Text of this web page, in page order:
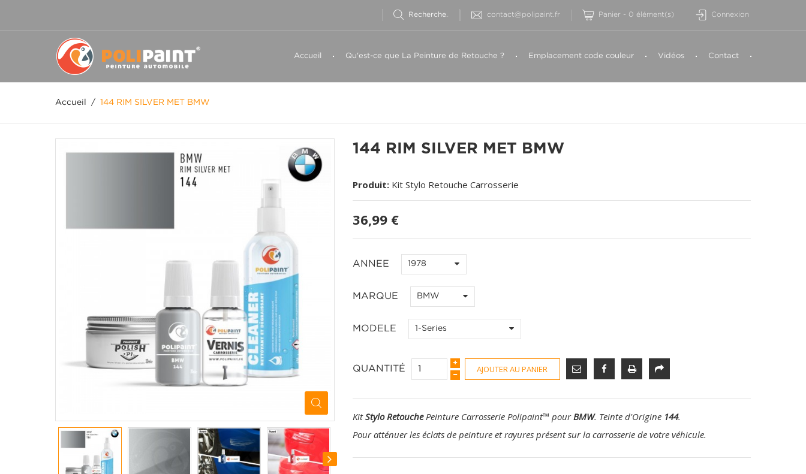
contact@polipaint.fr Panier - 0 élément(s) Connexion
Accueil Qu'est-ce que La Peinture de Retouche ? Emplacement code couleur Vidéos Contact
Accueil / 144 RIM SILVER MET BMW
144 RIM SILVER MET BMW
Produit: Kit Stylo Retouche Carrosserie
36,99 €
ANNEE 1978
MARQUE BMW
MODELE 1-Series
QUANTITÉ AJOUTER AU PANIER
KitStylo RetouchePeinture Carrosserie Polipaint™ pourBMW. Teinte d'Origine 144.
Pour atténuer les éclats de peinture et rayures présent sur la carrosserie de votre véhicule.